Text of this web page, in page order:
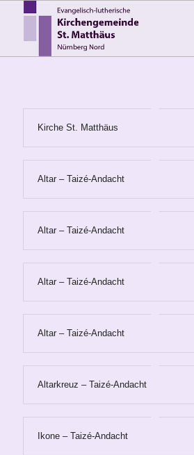
Kirche St. Matthäus
Altar – Taizé-Andacht
Altar – Taizé-Andacht
Altar – Taizé-Andacht
Altar – Taizé-Andacht
Altarkreuz – Taizé-Andacht
Ikone – Taizé-Andacht